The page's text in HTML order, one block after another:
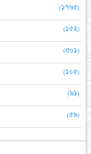
(১৭৬৫)
(১৫২)
(৫০১)
(১০৫)
(৯১)
(৫৯)